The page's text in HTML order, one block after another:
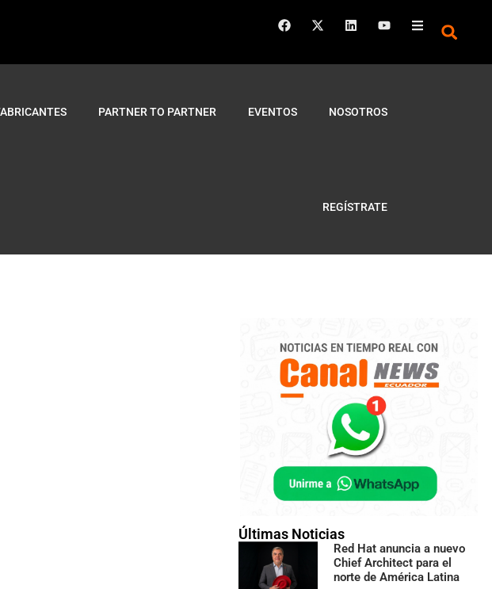
PARTNER TO PARTNER EVENTOS NOSOTROS
REGÍSTRATE
Últimas Noticias
Red Hat anuncia a nuevo
Chief Architect para el
norte de América Latina